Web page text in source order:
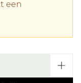
een